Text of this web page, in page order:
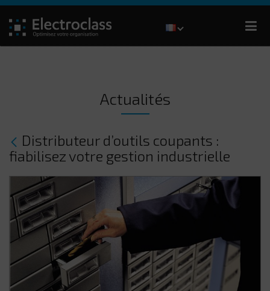
Actualités
Distributeur d’outils coupants :
fiabilisez votre gestion industrielle